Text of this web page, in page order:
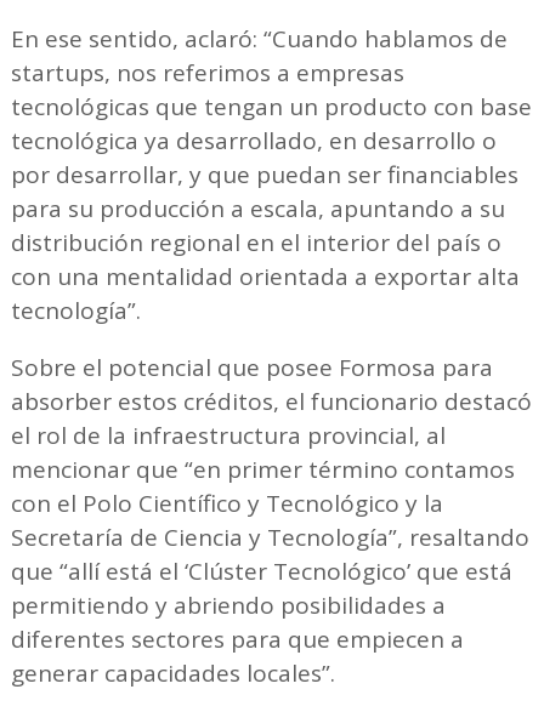
En ese sentido, aclaró: “Cuando hablamos de
startups, nos referimos a empresas
tecnológicas que tengan un producto con base
tecnológica ya desarrollado, en desarrollo o
por desarrollar, y que puedan ser financiables
para su producción a escala, apuntando a su
distribución regional en el interior del país o
con una mentalidad orientada a exportar alta
tecnología”.
Sobre el potencial que posee Formosa para
absorber estos créditos, el funcionario destacó
el rol de la infraestructura provincial, al
mencionar que “en primer término contamos
con el Polo Científico y Tecnológico y la
Secretaría de Ciencia y Tecnología”, resaltando
que “allí está el ‘Clúster Tecnológico’ que está
permitiendo y abriendo posibilidades a
diferentes sectores para que empiecen a
generar capacidades locales”.